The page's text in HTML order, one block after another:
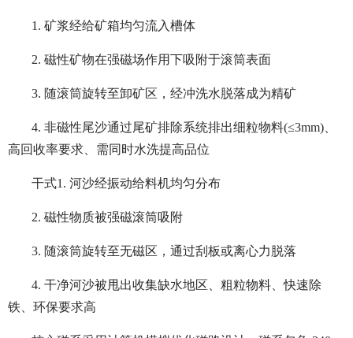
1. 矿浆经给矿箱均匀流入槽体
2. 磁性矿物在强磁场作用下吸附于滚筒表面
3. 随滚筒旋转至卸矿区，经冲洗水脱落成为精矿
4. 非磁性尾沙通过尾矿排除系统排出细粒物料(≤3mm)、
高回收率要求、需同时水洗提高品位
干式1. 河沙经振动给料机均匀分布
2. 磁性物质被强磁滚筒吸附
3. 随滚筒旋转至无磁区，通过刮板或离心力脱落
4. 干净河沙被甩出收集缺水地区、粗粒物料、快速除
铁、环保要求高